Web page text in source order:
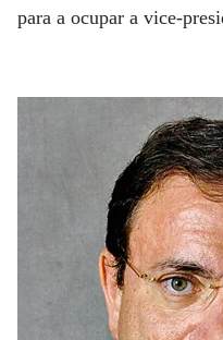
para a ocupar a vice-